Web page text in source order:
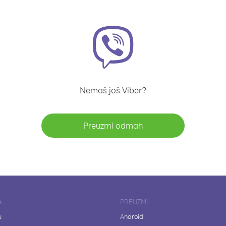
Nemaš još Viber?
Preuzmi odmah
PREUZMI
Android